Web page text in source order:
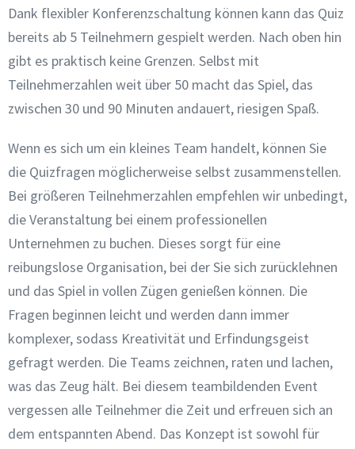
Dank flexibler Konferenzschaltung können kann das Quiz
bereits ab 5 Teilnehmern gespielt werden. Nach oben hin
gibt es praktisch keine Grenzen. Selbst mit
Teilnehmerzahlen weit über 50 macht das Spiel, das
zwischen 30 und 90 Minuten andauert, riesigen Spaß.
Wenn es sich um ein kleines Team handelt, können Sie
die Quizfragen möglicherweise selbst zusammenstellen.
Bei größeren Teilnehmerzahlen empfehlen wir unbedingt,
die Veranstaltung bei einem professionellen
Unternehmen zu buchen. Dieses sorgt für eine
reibungslose Organisation, bei der Sie sich zurücklehnen
und das Spiel in vollen Zügen genießen können. Die
Fragen beginnen leicht und werden dann immer
komplexer, sodass Kreativität und Erfindungsgeist
gefragt werden. Die Teams zeichnen, raten und lachen,
was das Zeug hält. Bei diesem teambildenden Event
vergessen alle Teilnehmer die Zeit und erfreuen sich an
dem entspannten Abend. Das Konzept ist sowohl für